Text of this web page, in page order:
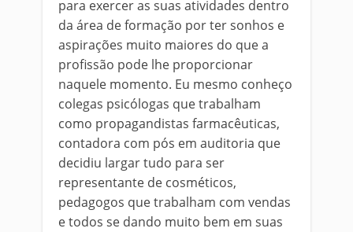
para exercer as suas atividades dentro
da área de formação por ter sonhos e
aspirações muito maiores do que a
profissão pode lhe proporcionar
naquele momento. Eu mesmo conheço
colegas psicólogas que trabalham
como propagandistas farmacêuticas,
contadora com pós em auditoria que
decidiu largar tudo para ser
representante de cosméticos,
pedagogos que trabalham com vendas
e todos se dando muito bem em suas